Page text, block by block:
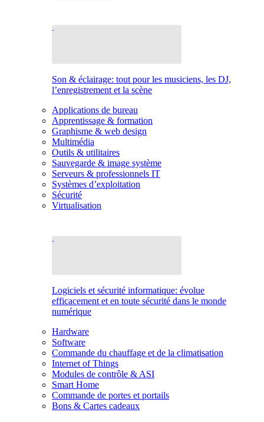
Son & éclairage: tout pour les musiciens, les DJ,
l’enregistrement et la scène
Applications de bureau
Apprentissage & formation
Graphisme & web design
Multimédia
Outils & utilitaires
Sauvegarde & image système
Serveurs & professionnels IT
Systèmes d’exploitation
Sécurité
Virtualisation
Logiciels et sécurité informatique: évolue
efficacement et en toute sécurité dans le monde
numérique
Hardware
Software
Commande du chauffage et de la climatisation
Internet of Things
Modules de contrôle & ASI
Smart Home
Commande de portes et portails
Bons & Cartes cadeaux